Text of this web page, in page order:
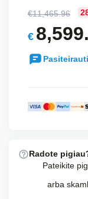
€11,465.96
Original
price
was:
€
Current
price
Radote
Pateikite
arba